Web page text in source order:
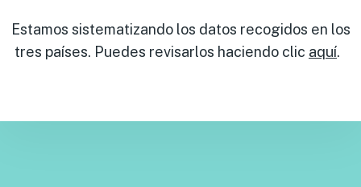
Estamos sistematizando los datos recogidos en los
tres países. Puedes revisarlos haciendo clic aquí.